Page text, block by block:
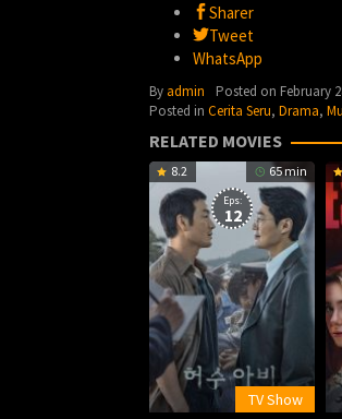
Sharer
Tweet
WhatsApp
By admin Posted on February
Posted in Cerita Seru, Drama,
RELATED MOVIES
8.2 65 min
Eps:
12
TV Show